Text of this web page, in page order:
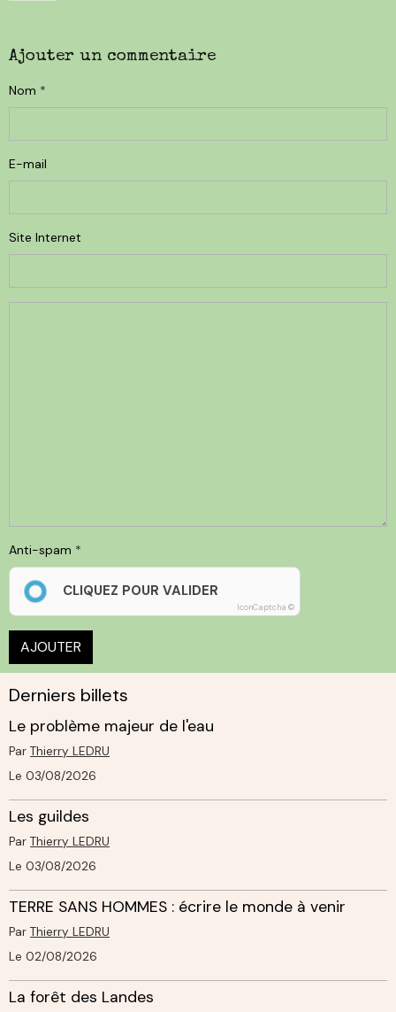
Ajouter un commentaire
Nom
E-mail
Site Internet
Anti-spam
CLIQUEZ POUR VALIDER
IconCaptcha ©
AJOUTER
Derniers billets
Le problème majeur de l'eau
Par Thierry LEDRU
Le 03/08/2026
Les guildes
Par Thierry LEDRU
Le 03/08/2026
TERRE SANS HOMMES : écrire le monde à venir
Par Thierry LEDRU
Le 02/08/2026
La forêt des Landes